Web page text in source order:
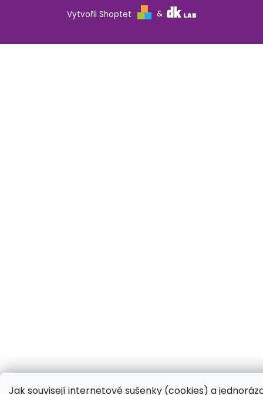
Jak souvisejí internetové sušenky (cookies) a
Vytvořil Shoptet &